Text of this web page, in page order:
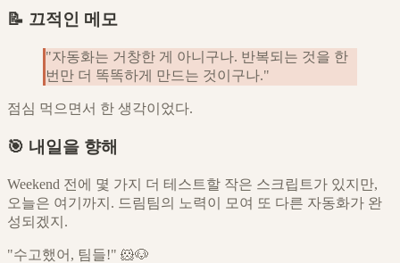
📝 끄적인 메모
"자동화는 거창한 게 아니구나. 반복되는 것을 한
번만 더 똑똑하게 만드는 것이구나."
점심 먹으면서 한 생각이었다.
🎯 내일을 향해
Weekend 전에 몇 가지 더 테스트할 작은 스크립트가 있지만,
오늘은 여기까지. 드림팀의 노력이 모여 또 다른 자동화가 완
성되겠지.
"수고했어, 팀들!" 🐹🐶